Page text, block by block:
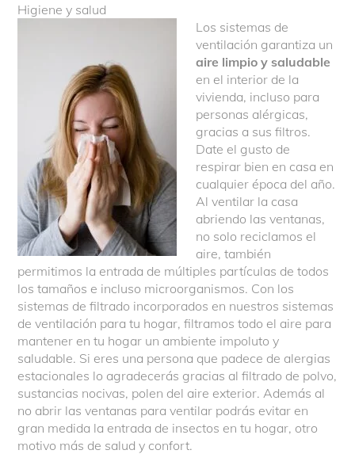
Higiene y salud
Los sistemas de
ventilación garantiza un
aire limpio y saludable
en el interior de la
vivienda, incluso para
personas alérgicas,
gracias a sus filtros.
Date el gusto de
respirar bien en casa en
cualquier época del año.
Al ventilar la casa
abriendo las ventanas,
no solo reciclamos el
aire, también
permitimos la entrada de múltiples partículas de todos
los tamaños e incluso microorganismos. Con los
sistemas de filtrado incorporados en nuestros sistemas
de ventilación para tu hogar, filtramos todo el aire para
mantener en tu hogar un ambiente impoluto y
saludable. Si eres una persona que padece de alergias
estacionales lo agradecerás gracias al filtrado de polvo,
sustancias nocivas, polen del aire exterior. Además al
no abrir las ventanas para ventilar podrás evitar en
gran medida la entrada de insectos en tu hogar, otro
motivo más de salud y confort.